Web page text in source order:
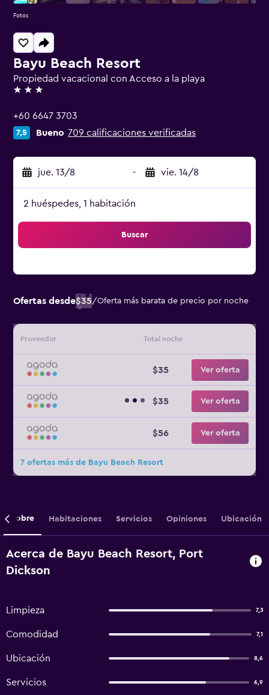
Bayu Beach Resort
Propiedad vacacional con Acceso a la playa
3 estrellas
+60 6647 3703
7,5 Bueno 709 calificaciones verificadas
jue. 13/8 - vie. 14/8
2 huéspedes, 1 habitación
Buscar
Ofertas desde$35/Oferta más barata de precio por noche
Proveedor Total noche
$35 Ver oferta
$35 Ver oferta
$56 Ver oferta
7 ofertas más de Bayu Beach Resort
Fotos
Sobre Habitaciones Servicios Opiniones Ubicación
Acerca de Bayu Beach Resort, Port
Dickson
Limpieza 7,3
Comodidad 7,1
Ubicación 8,6
Servicios 6,9